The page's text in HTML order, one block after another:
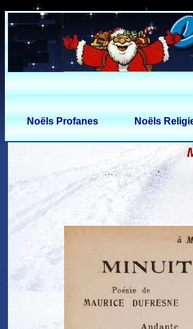
Noëls Profanes Noëls